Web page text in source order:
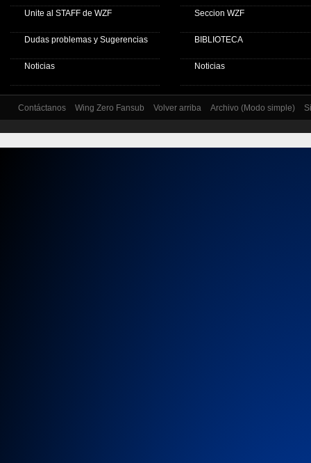
Unite al STAFF de WZF
Dudas problemas y Sugerencias
Noticias
Seccion WZF
BIBLIOTECA
Noticias
Contáctanos Wing Zero Fansub Volver arriba Archivo (Modo simple)